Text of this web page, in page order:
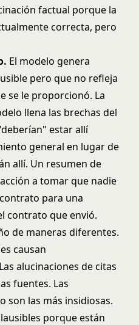
factual porque la
correcta, pero
El modelo genera
pero que no refleja
se le proporcionó. La
llena las brechas del
estar allí
general en lugar de
allí. Un resumen de
a tomar que nadie
para una
contrato que envió.
de maneras diferentes.
causan
alucinaciones de citas
fuentes. Las
son las más insidiosas.
porque están